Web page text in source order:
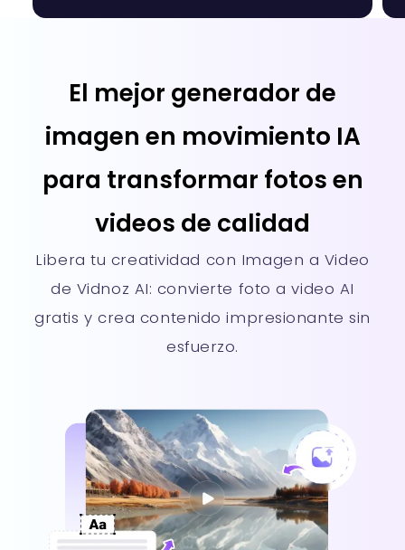
El mejor generador de
imagen en movimiento IA
para transformar fotos en
videos de calidad
Libera tu creatividad con Imagen a Video
de Vidnoz AI: convierte foto a video AI
gratis y crea contenido impresionante sin
esfuerzo.